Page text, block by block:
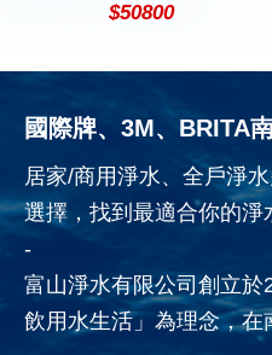
$50800
國際牌、3M、BRITA
居家/商用淨水、全戶淨
選擇，找到最適合你的淨
-
富山淨水有限公司創立
飲用水生活」為理念，在